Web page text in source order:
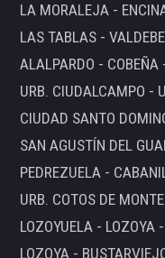
LA MORALEJA -
LAS TABLAS -
ALALPARDO - COBEÑA
URB. CIUDALCAMPO -
CIUDAD SANTO
SAN AGUSTÍN DEL
PEDREZUELA -
URB. COTOS DE
LOZOYUELA - LOZOYA
LOZOYA -